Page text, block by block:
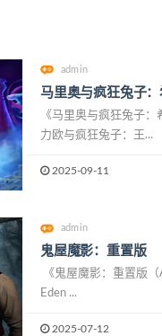
admin
马里奥与疯狂兔子
《马里奥与疯狂兔子
力欧与疯狂兔子：王...
2025-09-11
admin
鬼屋魔影：重置版
《鬼屋魔影：重置版
Eden ...
2025-07-12